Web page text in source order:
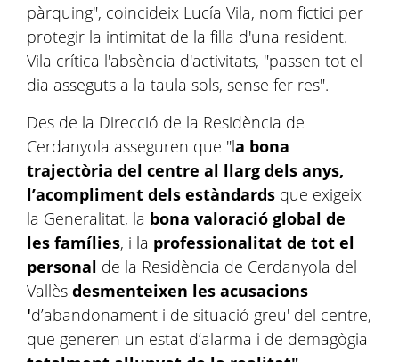
pàrquing", coincideix Lucía Vila, nom fictici per
protegir la intimitat de la filla d'una resident.
Vila crítica l'absència d'activitats, "passen tot el
dia asseguts a la taula sols, sense fer res".
Des de la Direcció de la Residència de
Cerdanyola asseguren que "la bona
trajectòria del centre al llarg dels anys,
l’acompliment dels estàndards que exigeix
la Generalitat, la bona valoració global de
les famílies, i la professionalitat de tot el
personal de la Residència de Cerdanyola del
Vallès desmenteixen les acusacions
'd’abandonament i de situació greu' del centre,
que generen un estat d’alarma i de demagògia